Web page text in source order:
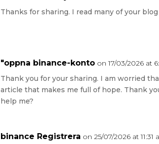
Thanks for sharing. I read many of your
"oppna binance-konto on 17/03/2026 at
Thank you for your sharing. I am worried
article that makes me full of hope. Thank
help me?
binance Registrera on 25/07/2026 at 11:31